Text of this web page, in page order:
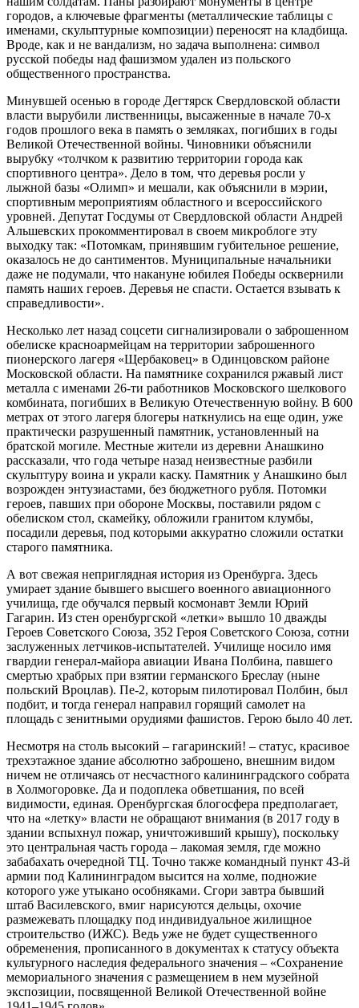
городов, а ключевые фрагменты (металлические таблицы с
именами, скульптурные композиции) переносят на кладбища.
Вроде, как и не вандализм, но задача выполнена: символ
русской победы над фашизмом удален из польского
общественного пространства.
Минувшей осенью в городе Дегтярск Свердловской области
власти вырубили лиственницы, высаженные в начале 70-х
годов прошлого века в память о земляках, погибших в годы
Великой Отечественной войны. Чиновники объяснили
вырубку «толчком к развитию территории города как
спортивного центра». Дело в том, что деревья росли у
лыжной базы «Олимп» и мешали, как объяснили в мэрии,
спортивным мероприятиям областного и всероссийского
уровней. Депутат Госдумы от Свердловской области Андрей
Альшевских прокомментировал в своем микроблоге эту
выходку так: «Потомкам, принявшим губительное решение,
оказалось не до сантиментов. Муниципальные начальники
даже не подумали, что накануне юбилея Победы осквернили
память наших героев. Деревья не спасти. Остается взывать к
справедливости».
Несколько лет назад соцсети сигнализировали о заброшенном
обелиске красноармейцам на территории заброшенного
пионерского лагеря «Щербаковец» в Одинцовском районе
Московской области. На памятнике сохранился ржавый лист
металла с именами 26-ти работников Московского шелкового
комбината, погибших в Великую Отечественную войну. В 600
метрах от этого лагеря блогеры наткнулись на еще один, уже
практически разрушенный памятник, установленный на
братской могиле. Местные жители из деревни Анашкино
рассказали, что года четыре назад неизвестные разбили
скульптуру воина и украли каску. Памятник у Анашкино был
возрожден энтузиастами, без бюджетного рубля. Потомки
героев, павших при обороне Москвы, поставили рядом с
обелиском стол, скамейку, обложили гранитом клумбы,
посадили деревья, под которыми аккуратно сложили остатки
старого памятника.
А вот свежая неприглядная история из Оренбурга. Здесь
умирает здание бывшего высшего военного авиационного
училища, где обучался первый космонавт Земли Юрий
Гагарин. Из стен оренбургской «летки» вышло 10 дважды
Героев Советского Союза, 352 Героя Советского Союза, сотни
заслуженных летчиков-испытателей. Училище носило имя
гвардии генерал-майора авиации Ивана Полбина, павшего
смертью храбрых при взятии германского Бреслау (ныне
польский Вроцлав). Пе-2, которым пилотировал Полбин, был
подбит, и тогда генерал направил горящий самолет на
площадь с зенитными орудиями фашистов. Герою было 40 лет.
Несмотря на столь высокий – гагаринский! – статус, красивое
трехэтажное здание абсолютно заброшено, внешним видом
ничем не отличаясь от несчастного калининградского собрата
в Холмогоровке. Да и подоплека обветшания, по всей
видимости, единая. Оренбургская блогосфера предполагает,
что на «летку» власти не обращают внимания (в 2017 году в
здании вспыхнул пожар, уничтоживший крышу), поскольку
это центральная часть города – лакомая земля, где можно
забабахать очередной ТЦ. Точно также командный пункт 43-й
армии под Калининградом высится на холме, подножие
которого уже утыкано особняками. Сгори завтра бывший
штаб Василевского, вмиг нарисуются дельцы, охочие
размежевать площадку под индивидуальное жилищное
строительство (ИЖС). Ведь уже не будет существенного
обременения, прописанного в документах к статусу объекта
культурного наследия федерального значения – «Сохранение
мемориального значения с размещением в нем музейной
экспозиции, посвященной Великой Отечественной войне